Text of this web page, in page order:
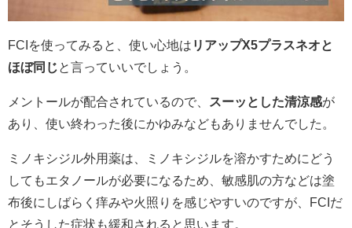
FCIを使ってみると、使い心地は リアップX5プラスネオと
ほぼ同じ と言っていいでしょう。
メントールが配合されているので、 スーッとした清涼感が
あり、使い終わった後にかゆみなどもありませんでした。
ミノキシジル外用薬は、ミノキシジルを溶かすためにどう
してもエタノールが必要になるため、敏感肌の方などは塗
布後にしばらく痒みや火照りを感じやすいのですが、FCIだ
とそうした症状も緩和されると思います。